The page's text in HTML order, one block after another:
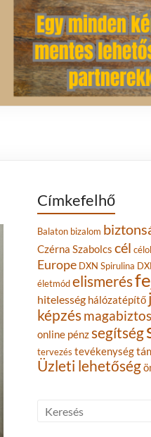
Címkefelhő
Balaton bizalom
Czérna Szabolcs cél
Europe DXN Spirulina
életmódelismerés
hitelesség hálózatépítő
képzés
online pénzsegítség
tervezés tevékenység
Üzleti lehetőség